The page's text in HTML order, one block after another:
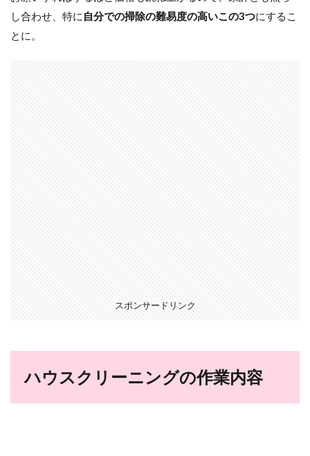
し合わせ、特に 自分での掃除の難易度の高いこの3つにするこ
とに。
スポンサードリンク
ハウスクリーニングの作業内容